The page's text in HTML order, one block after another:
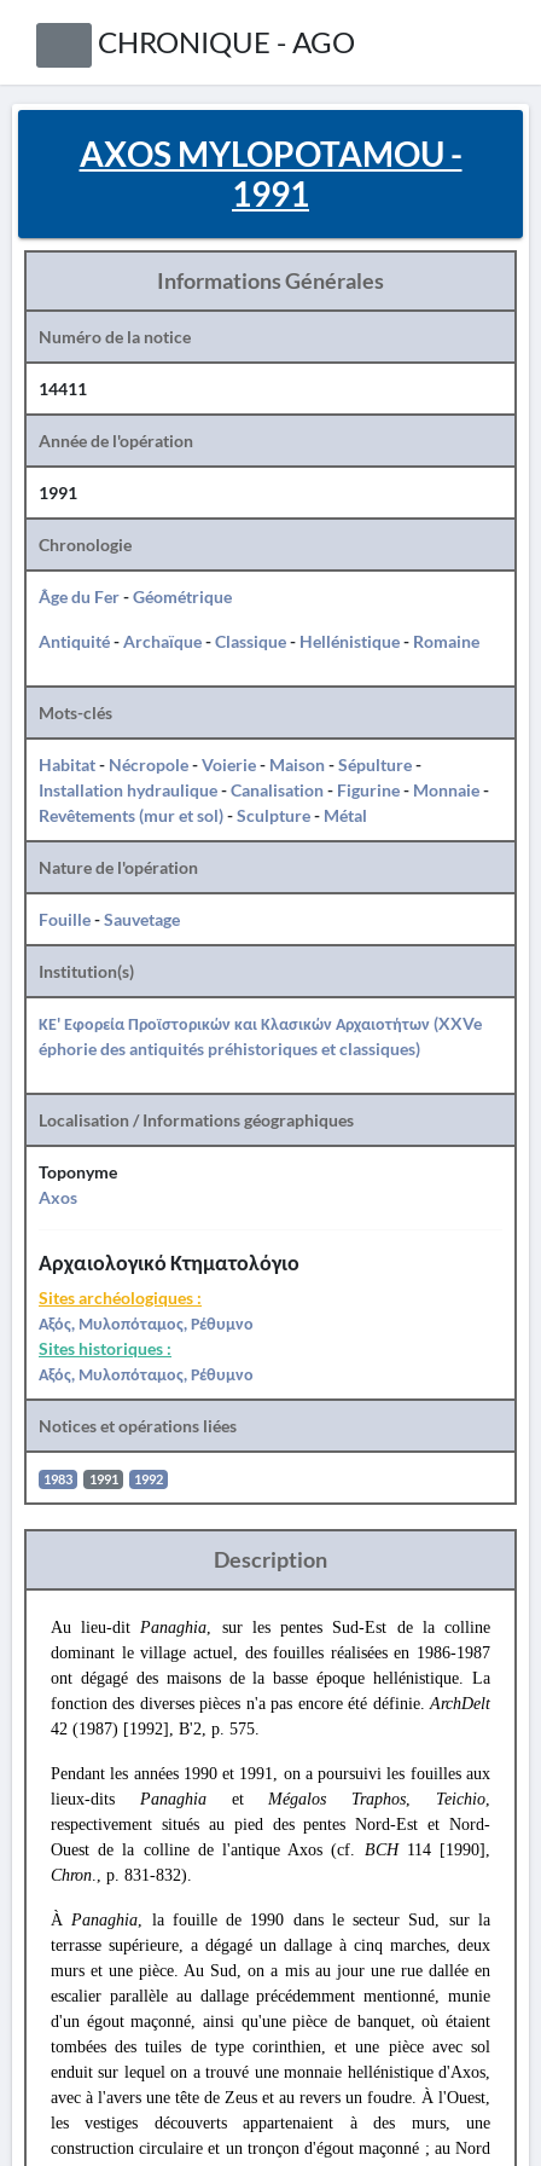
CHRONIQUE - AGO
AXOS MYLOPOTAMOU -
1991
Informations Générales
Numéro de la notice
14411
Année de l'opération
1991
Chronologie
Âge du Fer-Géométrique
Antiquité-Archaïque-Classique- Hellénistique- Romaine
Mots-clés
Habitat- Nécropole-Voierie- Maison-Sépulture-
Installation hydraulique-Canalisation- Figurine- Monnaie-
Revêtements (mur et sol)-Sculpture- Métal
Nature de l'opération
Fouille-Sauvetage
Institution(s)
ΚΕ' Εφορεία Προϊστορικών και Κλασικών Αρχαιοτήτων (XXVe
éphorie des antiquités préhistoriques et classiques)
Localisation / Informations géographiques
Toponyme
Axos
Αρχαιολογικό Κτηματολόγιο
Sites archéologiques :
Αξός, Μυλοπόταμος, Ρέθυμνο
Sites historiques :
Αξός, Μυλοπόταμος, Ρέθυμνο
Notices et opérations liées
1983 1991 1992
Description
Au lieu-ditPanaghia, sur les pentes Sud-Est de la colline
dominant le village actuel, des fouilles réalisées en 1986-1987
ont dégagé des maisons de la basse époque hellénistique. La
fonction des diverses pièces n'a pas encore été définie.ArchDelt
42 (1987) [1992], B'2, p. 575.
Pendant les années 1990 et 1991, on a poursuivi les fouilles aux
lieux-dits PanaghiaetMégalos Traphos, Teichio,
respectivement situés au pied des pentes Nord-Est et Nord-
Ouest de la colline de l'antique Axos (cf. BCH114 [1990],
Chron., p. 831-832).
ÀPanaghia, la fouille de 1990 dans le secteur Sud, sur la
terrasse supérieure, a dégagé un dallage à cinq marches, deux
murs et une pièce. Au Sud, on a mis au jour une rue dallée en
escalier parallèle au dallage précédemment mentionné, munie
d'un égout maçonné, ainsi qu'une pièce de banquet, où étaient
tombées des tuiles de type corinthien, et une pièce avec sol
enduit sur lequel on a trouvé une monnaie hellénistique d'Axos,
avec à l'avers une tête de Zeus et au revers un foudre. À l'Ouest,
les vestiges découverts appartenaient à des murs, une
construction circulaire et un tronçon d'égout maçonné ; au Nord